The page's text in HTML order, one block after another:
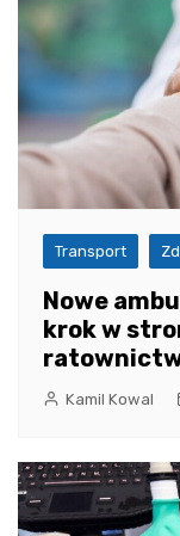
Transport
Nowe
krok w
Kamil Kowal